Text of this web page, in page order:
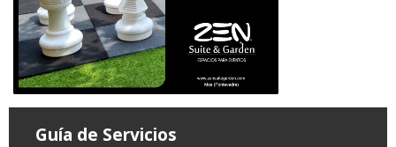
Guía de Servicios